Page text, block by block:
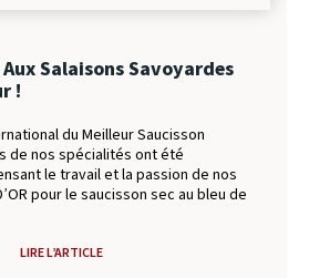
Salaisons Savoyardes
!
du Meilleur Saucisson
de nos spécialités ont été
le travail et la passion de nos
pour le saucisson sec au bleu de
pour les grelots aux noix •
quotidien.
LIRE L’ARTICLE